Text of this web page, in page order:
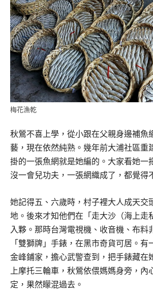
梅花漁乾
秋鶯不喜上學，從小跟在父親身邊補魚
藝，現在依然純熟。幾年前大浦社區重
掛的一張魚網就是她編的。大家看她一
沒一會兒功夫，一張網織成了，都覺得
她記得五、六歲時，村子裡大人成天交
地。後來才知他們在「走大沙（海上走
入夥。那時台灣電視機、收音機、布料
「雙獅牌」手錶，在黑市奇貨可居。有
金峰鋪家，擔心武警查到，把手錶藏在
上摩托三輪車，秋鶯依偎媽媽身旁，內
定，果然矇混過去。